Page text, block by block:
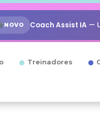
NOVO Coach Assist IA —
Treinadores